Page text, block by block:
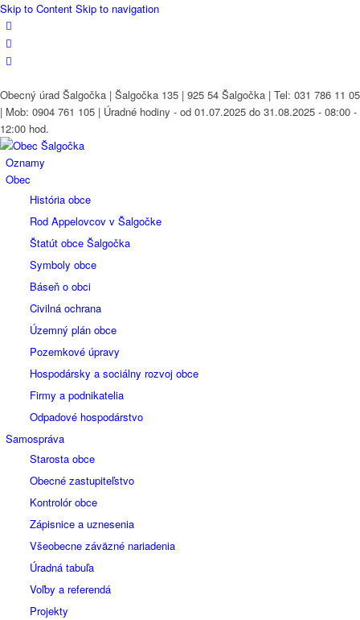
Skip to Content Skip to navigation
Obecný úrad Šalgočka | Šalgočka 135 | 925 54 Šalgočka | Tel: 031 786 11 05
| Mob: 0904 761 105 | Úradné hodiny - od 01.07.2025 do 31.08.2025 - 08:00 -
12:00 hod.
Oznamy
Obec
História obce
Rod Appelovcov v Šalgočke
Štatút obce Šalgočka
Symboly obce
Báseň o obci
Civilná ochrana
Územný plán obce
Pozemkové úpravy
Hospodársky a sociálny rozvoj obce
Firmy a podnikatelia
Odpadové hospodárstvo
Samospráva
Starosta obce
Obecné zastupiteľstvo
Kontrolór obce
Zápisnice a uznesenia
Všeobecne záväzné nariadenia
Úradná tabuľa
Voľby a referendá
Projekty